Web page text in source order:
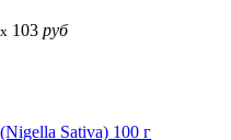
x 103 руб